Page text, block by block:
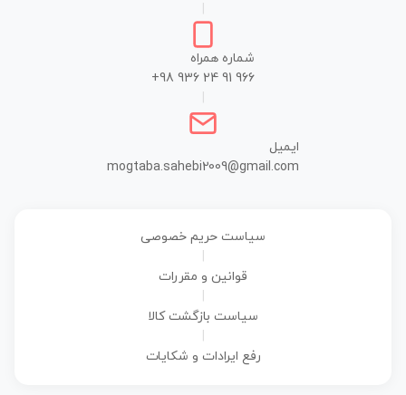
شماره همراه
+98 936 24 91 966
ایمیل
mogtaba.sahebi2009@gmail.com
سیاست حریم خصوصی
قوانین و مقررات
سیاست بازگشت کالا
رفع ایرادات و شکایات